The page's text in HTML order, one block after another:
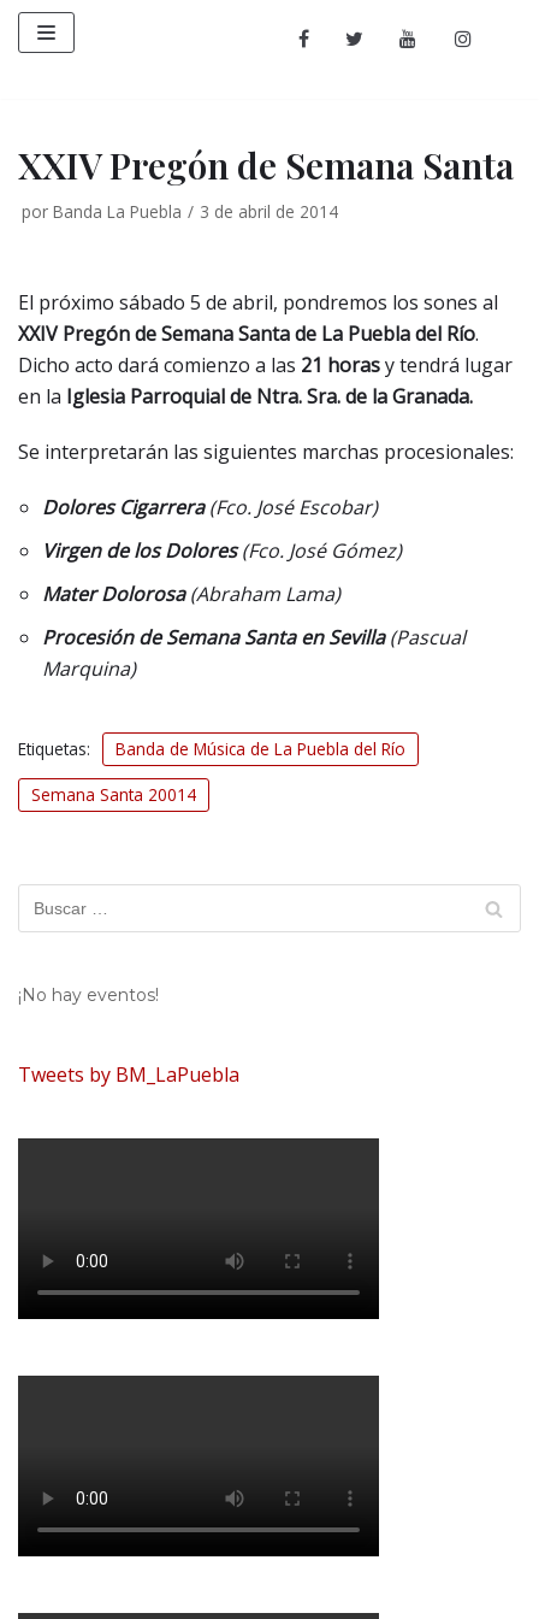
Saltar
al
XXIV Pregón de Semana Santa
por Banda La Puebla 3 de abril de 2014
El próximo sábado 5 de abril, pondremos los sones al
XXIV Pregón de Semana Santa de La Puebla del Río.
Dicho acto dará comienzo a las 21 horasy tendrá lugar
en la Iglesia Parroquial de Ntra. Sra. de la Granada.
Se interpretarán las siguientes marchas procesionales:
Dolores Cigarrera(Fco. José Escobar)
Virgen de los Dolores(Fco. José Gómez)
Mater Dolorosa(Abraham Lama)
Procesión de Semana Santa en Sevilla(Pascual
Marquina)
Etiquetas:
Banda de Música de La Puebla del Río
Semana Santa 20014
¡No hay eventos!
Tweets by BM_LaPuebla